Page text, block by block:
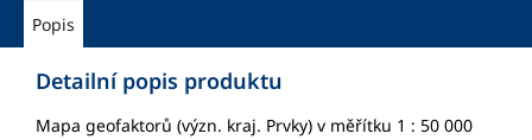
Popis
Detailní popis produktu
Mapa geofaktorů (význ. kraj. Prvky) v měřítku 1 : 50 000